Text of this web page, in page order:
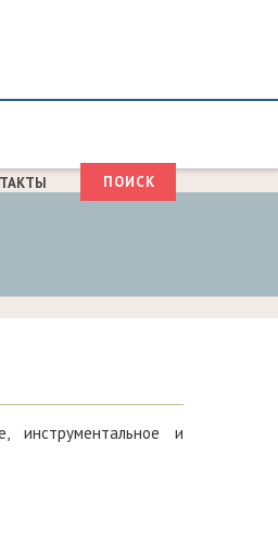
ФОРМА
Поиск
инструментальное и